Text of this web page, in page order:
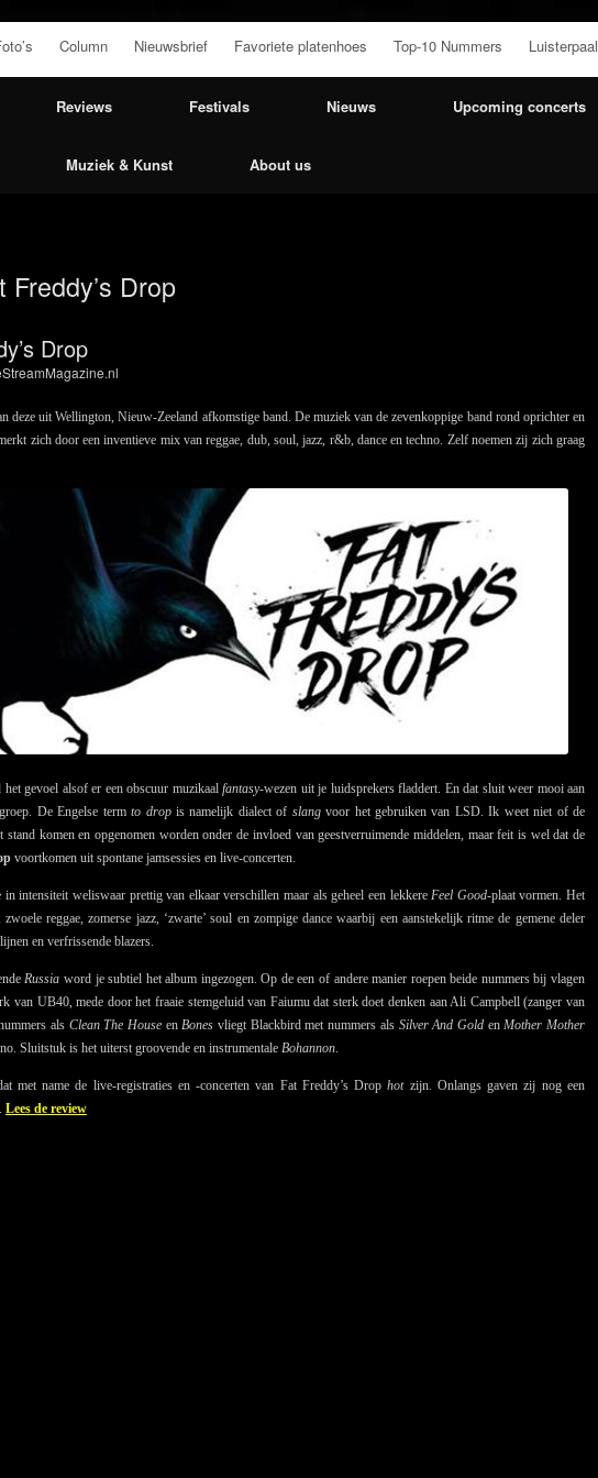
Column Nieuwsbrief Favoriete platenhoes Top-10 Nummers Luisterpaal
Reviews Festivals Nieuws Upcoming concerts
Muziek & Kunst About us
Freddy’s Drop
Drop
deze uit Wellington, Nieuw-Zeeland afkomstige band. De muziek van de zevenkoppige band rond oprichter en
zich door een inventieve mix van reggae, dub, soul, jazz, r&b, dance en techno. Zelf noemen zij zich graag
gevoel alsof er een obscuur muzikaalfantasy-wezen uit je luidsprekers fladdert. En dat sluit weer mooi aan
De Engelse termto dropis namelijk dialect of slangvoor het gebruiken van LSD. Ik weet niet of de
stand komen en opgenomen worden onder de invloed van geestverruimende middelen, maar feit is wel dat de
voortkomen uit spontane jamsessies en live-concerten.
intensiteit weliswaar prettig van elkaar verschillen maar als geheel een lekkereFeel Good-plaat vormen. Het
reggae, zomerse jazz, ‘zwarte’ soul en zompige dance waarbij een aanstekelijk ritme de gemene deler
en verfrissende blazers.
Russia word je subtiel het album ingezogen. Op de een of andere manier roepen beide nummers bij vlagen
van UB40, mede door het fraaie stemgeluid van Faiumu dat sterk doet denken aan Ali Campbell (zanger van
als Clean The HouseenBones vliegt Blackbird met nummers als Silver And GoldenMother Mother
Sluitstuk is het uiterst groovende en instrumentale Bohannon.
met name de live-registraties en -concerten van Fat Freddy’s Drophotzijn. Onlangs gaven zij nog een
Lees de review